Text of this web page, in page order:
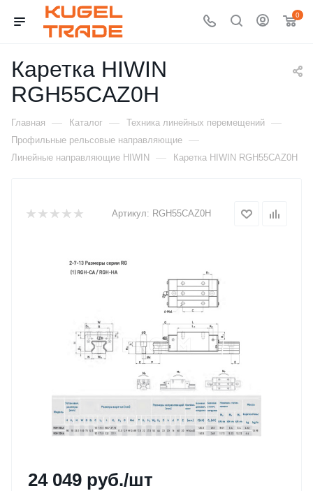
0
Каретка HIWIN
RGH55CAZ0H
Главная — Каталог — Техника линейных перемещений —
Профильные рельсовые направляющие —
Линейные направляющие HIWIN — Каретка HIWIN RGH55CAZ0H
Артикул: RGH55CAZ0H
24 049 руб./шт